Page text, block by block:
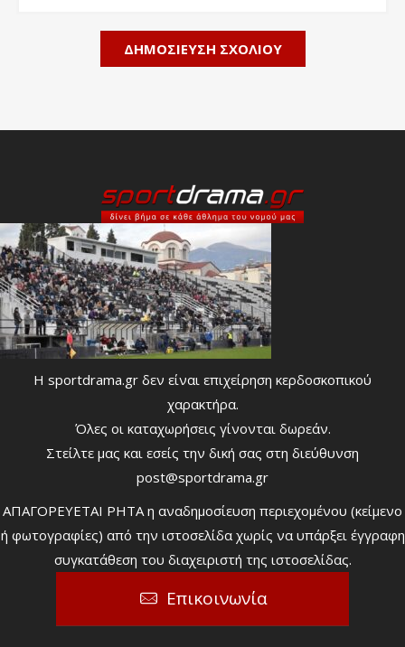
Η sportdrama.gr δεν είναι επιχείρηση κερδοσκοπικού
χαρακτήρα.
Όλες οι καταχωρήσεις γίνονται δωρεάν.
Στείλτε μας και εσείς την δική σας στη διεύθυνση
post@sportdrama.gr
ΑΠΑΓΟΡΕΥΕΤΑΙ ΡΗΤΑ η αναδημοσίευση περιεχομένου (κείμενο
ή φωτογραφίες) από την ιστοσελίδα χωρίς να υπάρξει έγγραφη
συγκατάθεση του διαχειριστή της ιστοσελίδας.
Επικοινωνία